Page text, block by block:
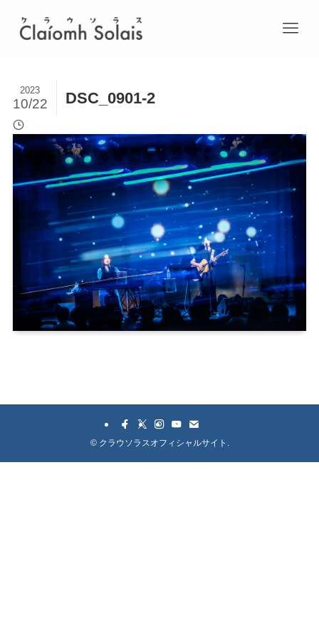
DSC_0901-2
2023
10/22
©クラウソラスオフィシャルサイト.